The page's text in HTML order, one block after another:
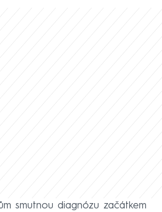
smutnou diagnózu začátkem